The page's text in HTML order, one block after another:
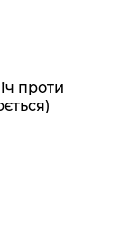
проти